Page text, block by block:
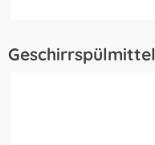
Geschirrspülmittel